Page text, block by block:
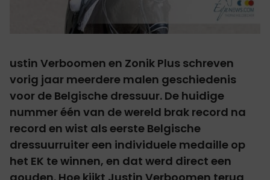
ustin Verboomen en Zonik Plus schreven
vorig jaar meerdere malen geschiedenis
voor de Belgische dressuur. De huidige
nummer één van de wereld brak record na
record en wist als eerste Belgische
dressuurruiter een individuele medaille op
het EK te winnen, en dat werd direct een